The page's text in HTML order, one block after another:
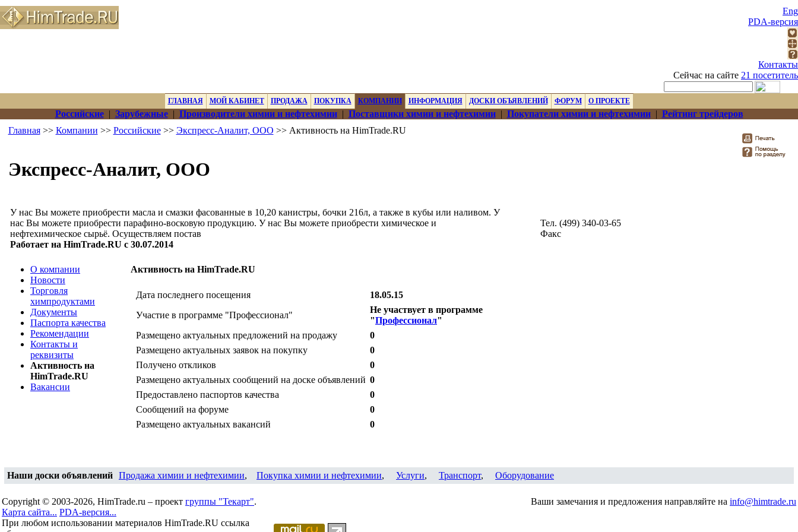
Eng
PDA-версия
Контакты
Сейчас на сайте 21 посетитель
ГЛАВНАЯ МОЙ КАБИНЕТ ПРОДАЖА ПОКУПКА КОМПАНИИ ИНФОРМАЦИЯ ДОСКИ ОБЪЯВЛЕНИЙ ФОРУМ О ПРОЕКТЕ
Российские| Зарубежные| Производители химии и нефтехимии| Поставщики химии и нефтехимии| Покупатели химии и нефтехимии| Рейтинг трейдеров
Главная>> Компании >> Российские>> Экспресс-Аналит, ООО >> Активность на HimTrade.RU
Экспресс-Аналит, ООО
У нас Вы можете приобрести масла и смазки фасованные в 10,20 канистры, бочки 216л, а также в кубы или наливом. У
нас Вы можете приобрести парафино-восковую продукцию. У нас Вы можете приобрести химическое и
нефтехимическое сырьё. Осуществляем постав
Работает на HimTrade.RU с 30.07.2014
Тел. (499) 340-03-65
Факс
О компании
Новости
Торговля
химпродуктами
Документы
Паспорта качества
Рекомендации
Контакты и
реквизиты
Активность на
HimTrade.RU
Вакансии
Активность на HimTrade.RU
Дата последнего посещения
18.05.15
Участие в программе "Профессионал"
Не участвует в программе
"Профессионал"
Размещено актуальных предложений на продажу
0
Размещено актуальных заявок на покупку
0
Получено откликов
0
Размещено актуальных сообщений на доске объявлений 0
Предоставлено паспортов качества
0
Сообщений на форуме
0
Размещено актуальных вакансий
0
Наши доски объявлений Продажа химии и нефтехимии, Покупка химии и нефтехимии, Услуги, Транспорт, Оборудование
Copyright © 2003-2026, HimTrade.ru – проект группы "Текарт".
Карта сайта... PDA-версия...
При любом использовании материалов HimTrade.RU ссылка
Ваши замечания и предложения направляйте на info@himtrade.ru